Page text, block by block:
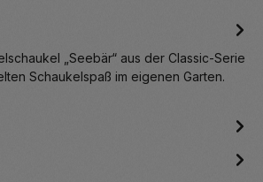
„Seebär“ aus der Classic-Serie
Schaukelspaß im eigenen Garten.